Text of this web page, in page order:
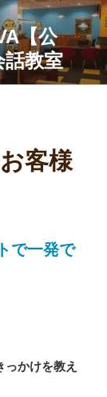
【公
話教室
客様
で一発で
かけを教え